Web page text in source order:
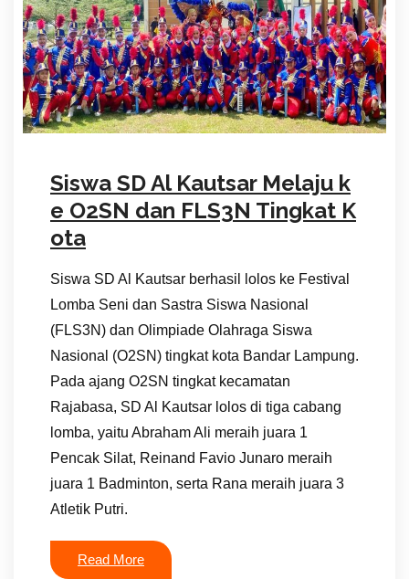
Siswa SD Al Kautsar Melaju k
e O2SN dan FLS3N Tingkat K
ota
Siswa SD Al Kautsar berhasil lolos ke Festival
Lomba Seni dan Sastra Siswa Nasional
(FLS3N) dan Olimpiade Olahraga Siswa
Nasional (O2SN) tingkat kota Bandar Lampung.
Pada ajang O2SN tingkat kecamatan
Rajabasa, SD Al Kautsar lolos di tiga cabang
lomba, yaitu Abraham Ali meraih juara 1
Pencak Silat, Reinand Favio Junaro meraih
juara 1 Badminton, serta Rana meraih juara 3
Atletik Putri.
Read More